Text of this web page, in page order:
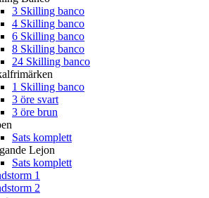
3 Skilling banco
4 Skilling banco
6 Skilling banco
8 Skilling banco
24 Skilling banco
1 Skilling banco
3 öre svart
3 öre brun
Sats komplett
Lejon
Sats komplett
1
2